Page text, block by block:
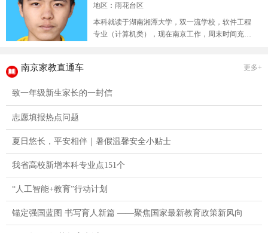
地区：雨花台区
本科就读于湖南湘潭大学，双一流学校，软件工程
专业（计算机类），现在南京工作，周末时间充
南京家教直通车 更多+
致一年级新生家长的一封信
志愿填报热点问题
夏日悠长，平安相伴｜暑假温馨安全小贴士
我省高校新增本科专业点151个
“人工智能+教育”行动计划
锚定强国蓝图 书写育人新篇 ——聚焦国家最新教育政策新风向